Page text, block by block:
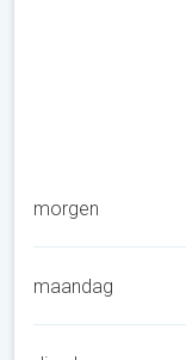
morgen
maandag